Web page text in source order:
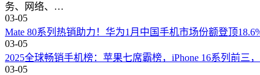
务、网络、…
03-05
Mate 80系列热销助力！华为1月中国手机市场份额登顶
03-05
2025全球畅销手机榜：苹果七席霸榜，iPhone 16系列前三
03-05